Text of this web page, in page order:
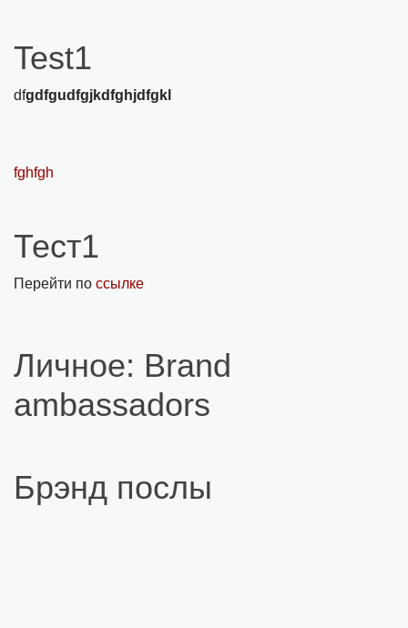
Test1
dfgdfgudfgjkdfghjdfgkl
fghfgh
Тест1
Перейти по ссылке
Личное: Brand
ambassadors
Брэнд послы